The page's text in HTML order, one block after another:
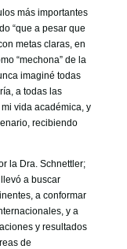
más importantes
“que a pesar que
metas claras, en
“mechona” de la
imaginé todas
a todas las
vida académica, y
recibiendo
la Dra. Schnettler;
a buscar
a conformar
y a
y resultados
de